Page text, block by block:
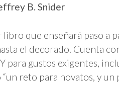
B. Snider
que enseñará paso a
el decorado. Cuenta
para gustos exigentes,
reto para novatos, y un